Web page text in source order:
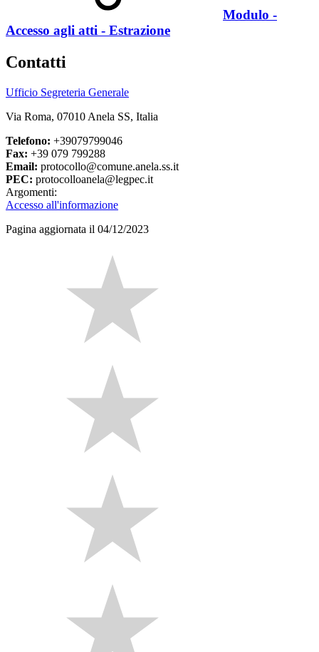
Modulo -
Accesso agli atti - Estrazione
Contatti
Ufficio Segreteria Generale
Via Roma, 07010 Anela SS, Italia
Telefono: +39079799046
Fax: +39 079 799288
Email: protocollo@comune.anela.ss.it
PEC: protocolloanela@legpec.it
Argomenti:
Accesso all'informazione
Pagina aggiornata il 04/12/2023